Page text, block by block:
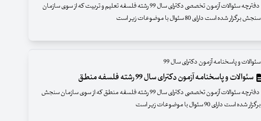
دفترچه سئوالات آزمون تخصصی دکترای سال 99 رشته فلسفه تعلیم و تربیت که از سوی سازمان
سنجش برگزار شده است دارای 80 سئوال با موضوعات زیر است
سئوالات و پاسخنامه آزمون دکترای سال 99
سئوالات و پاسخنامه آزمون دکترای سال 99 رشته فلسفه منطق
دفترچه سئوالات آزمون تخصصی دکترای سال 99 رشته فلسفه منطق که از سوی سازمان سنجش
برگزار شده است دارای 90 سئوال با موضوعات زیر است